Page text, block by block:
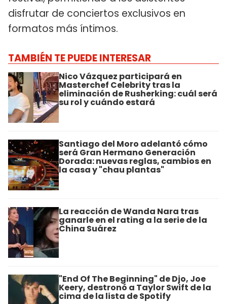
disfrutar de conciertos exclusivos en
formatos más íntimos.
TAMBIÉN TE PUEDE INTERESAR
Nico Vázquez participará en
Masterchef Celebrity tras la
eliminación de Rusherking: cuál será
su rol y cuándo estará
Santiago del Moro adelantó cómo
será Gran Hermano Generación
Dorada: nuevas reglas, cambios en
la casa y "chau plantas"
La reacción de Wanda Nara tras
ganarle en el rating a la serie de la
China Suárez
"End Of The Beginning" de Djo, Joe
Keery, destronó a Taylor Swift de la
cima de la lista de Spotify